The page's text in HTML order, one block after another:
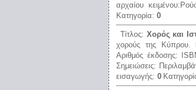
αρχαίου
Κατηγορία: 0
Τίτλος: Χορός και
χορούς της Κύπρου.
Αριθμός έκδοσης:
Σημειώσεις:
εισαγωγής: 0